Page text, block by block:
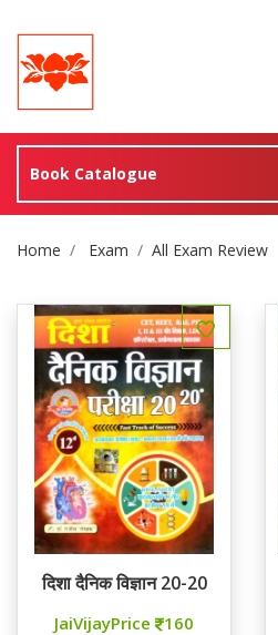
Book Catalogue
Site Breadcrumb
Home Exam All Exam Review
दिशा दैनिक विज्ञान 20-20
JaiVijayPrice 160